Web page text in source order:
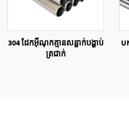
304 ដែកអ៊ីណុកគ្មានសន្លាក់បង្ហាប់
ត្រជាក់